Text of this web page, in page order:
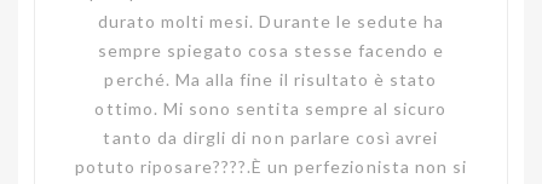
Davvero molto bravi e accurati sia sotto il
profilo professionale, sia dal punto di vista